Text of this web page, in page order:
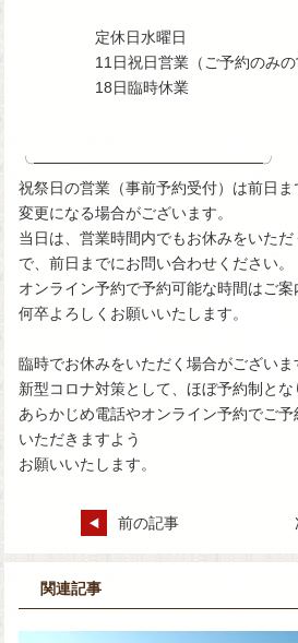
定休日水曜日
11日祝日営業（ご予約のみの
18日臨時休業
╰─────────────────────╯
祝祭日の営業（事前予約受付）は前日
変更になる場合がございます。
当日は、営業時間内でもお休みをいた
で、前日までにお問い合わせください。
オンライン予約で予約可能な時間はご案
何卒よろしくお願いいたします。
臨時でお休みをいただく場合がございま
新型コロナ対策として、ほぼ予約制とな
あらかじめ電話やオンライン予約でご
いただきますよう
お願いいたします。
前の記事
関連記事